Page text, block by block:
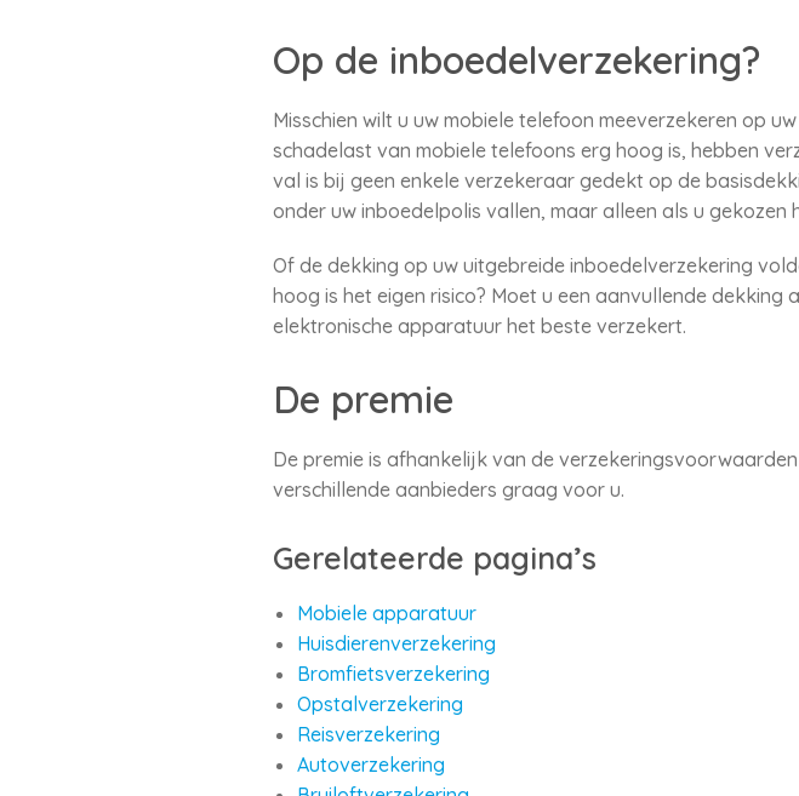
Op de inboedelverzekering?
Misschien wilt u uw mobiele telefoon meeverzekeren op
schadelast van mobiele telefoons erg hoog is, hebben
val is bij geen enkele verzekeraar gedekt op de
onder uw inboedelpolis vallen, maar alleen als u
Of de dekking op uw uitgebreide inboedelverzekering
hoog is het eigen risico? Moet u een aanvullende
elektronische apparatuur het beste verzekert.
De premie
De premie is afhankelijk van de
verschillende aanbieders graag voor u.
Gerelateerde pagina’s
Mobiele apparatuur
Huisdierenverzekering
Bromfietsverzekering
Opstalverzekering
Reisverzekering
Autoverzekering